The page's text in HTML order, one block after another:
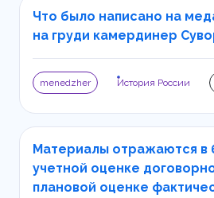
Что было написано на
на груди камердинер
menedzher История России
Материалы отражаются в
учетной оценке
плановой оценке